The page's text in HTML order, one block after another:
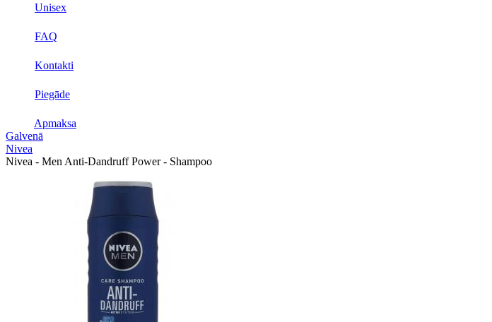
Unisex
FAQ
Kontakti
Piegāde
Apmaksa
Galvenā
Nivea
Nivea - Men Anti-Dandruff Power - Shampoo